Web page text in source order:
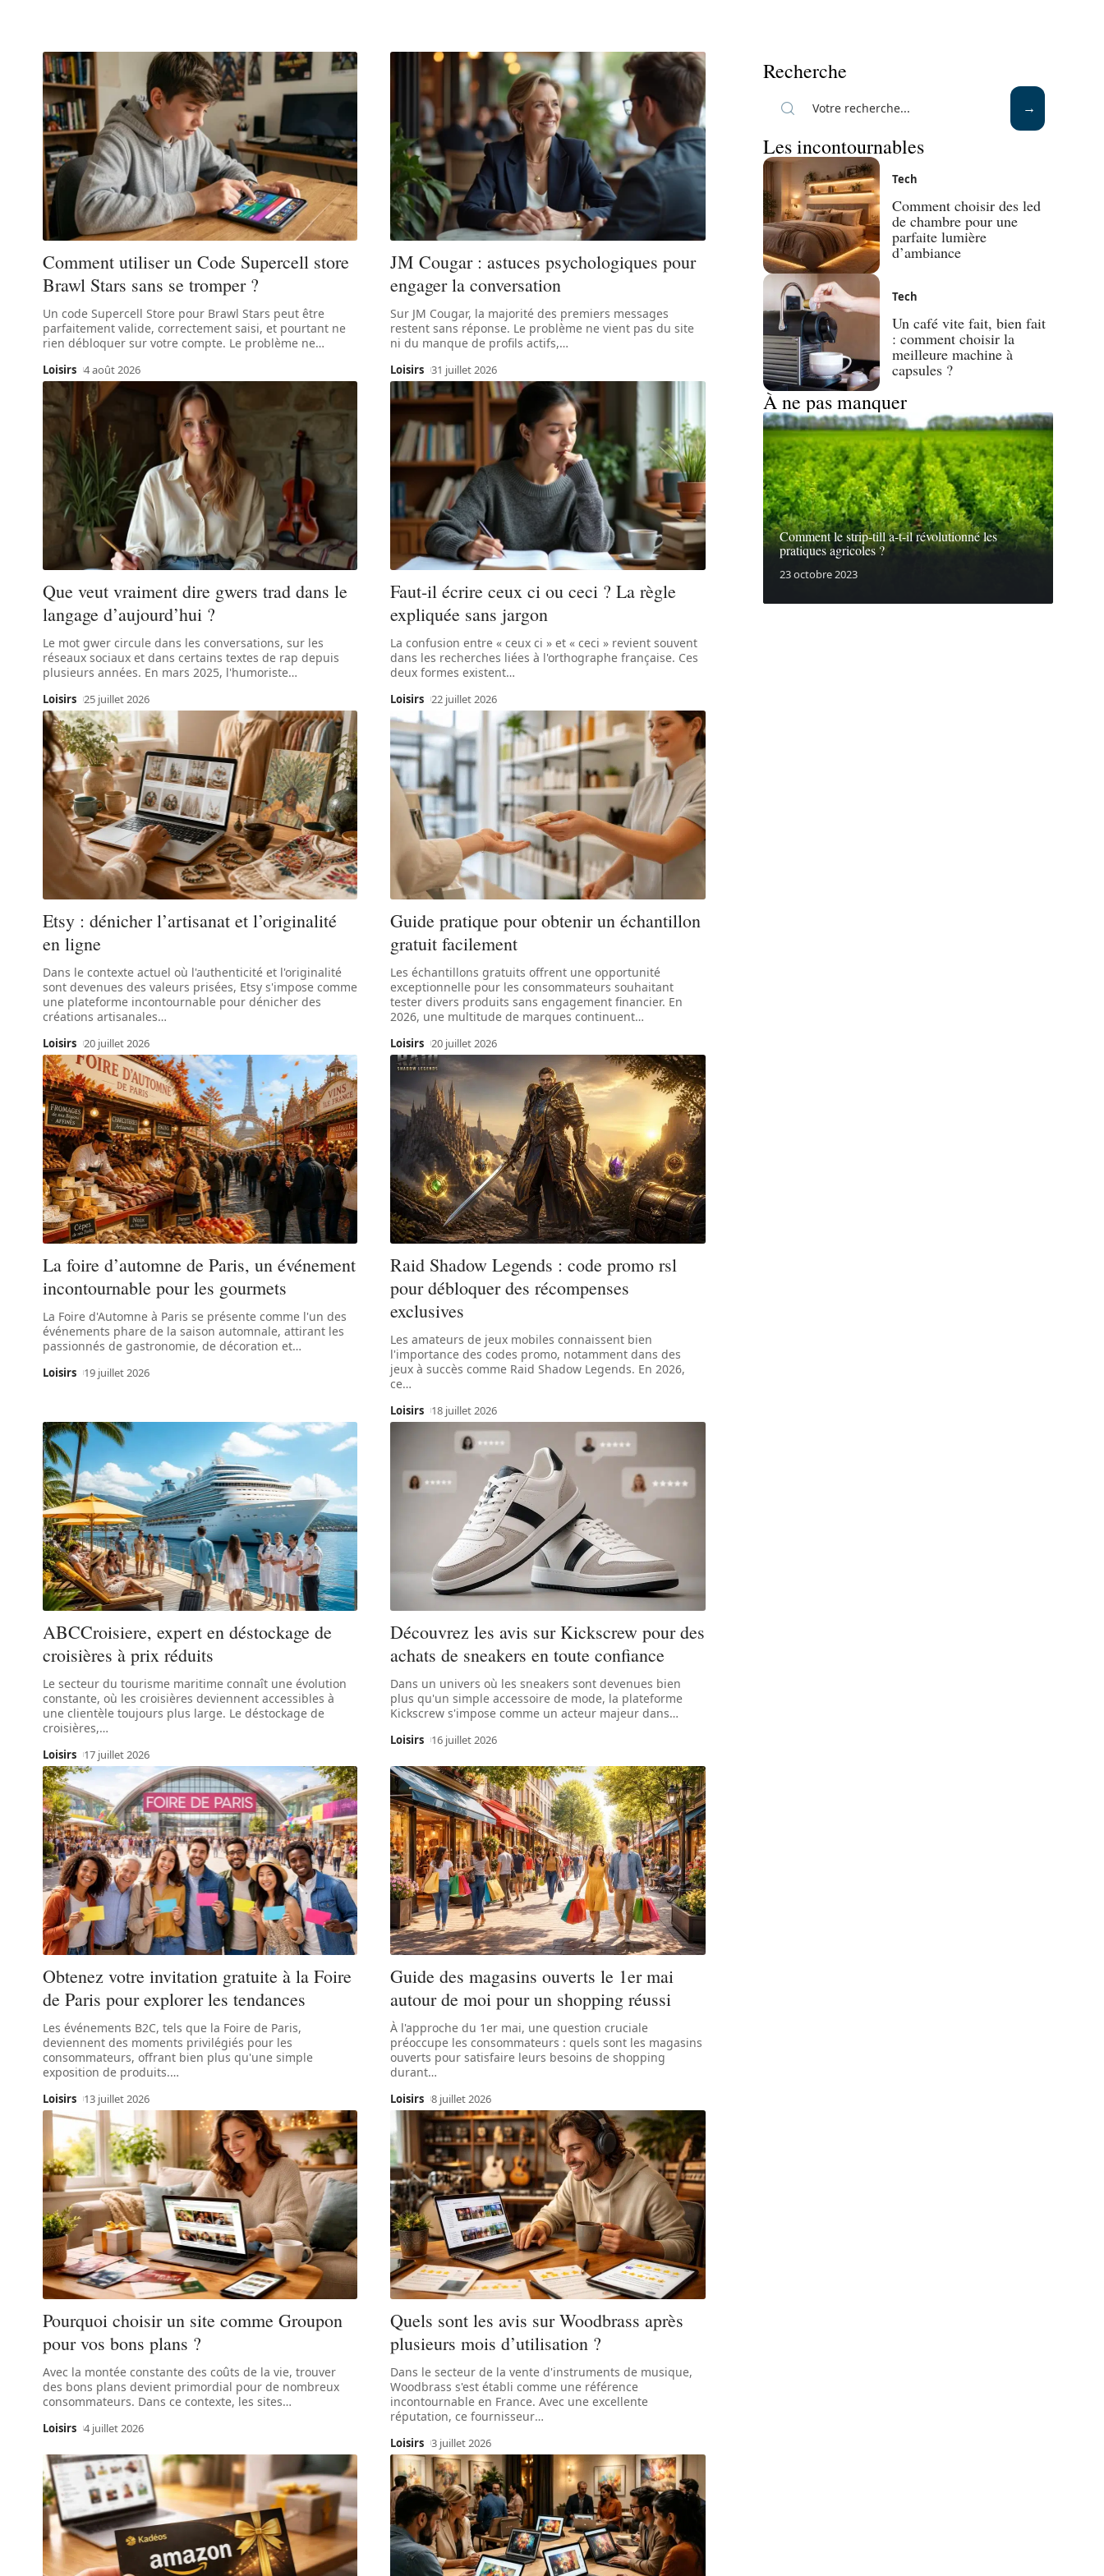
Comment utiliser un Code Supercell store
Brawl Stars sans se tromper ?
Un code Supercell Store pour Brawl Stars peut être
parfaitement valide, correctement saisi, et pourtant ne
rien débloquer sur votre compte. Le problème ne…
Loisirs 4 août 2026
JM Cougar : astuces psychologiques pour
engager la conversation
Sur JM Cougar, la majorité des premiers messages
restent sans réponse. Le problème ne vient pas du site
ni du manque de profils actifs,…
Loisirs 31 juillet 2026
Que veut vraiment dire gwers trad dans le
langage d’aujourd’hui ?
Le mot gwer circule dans les conversations, sur les
réseaux sociaux et dans certains textes de rap depuis
plusieurs années. En mars 2025, l'humoriste…
Loisirs 25 juillet 2026
Faut-il écrire ceux ci ou ceci ? La règle
expliquée sans jargon
La confusion entre « ceux ci » et « ceci » revient souvent
dans les recherches liées à l'orthographe française. Ces
deux formes existent…
Loisirs 22 juillet 2026
Etsy : dénicher l’artisanat et l’originalité
en ligne
Dans le contexte actuel où l'authenticité et l'originalité
sont devenues des valeurs prisées, Etsy s'impose comme
une plateforme incontournable pour dénicher des
créations artisanales…
Loisirs 20 juillet 2026
Guide pratique pour obtenir un échantillon
gratuit facilement
Les échantillons gratuits offrent une opportunité
exceptionnelle pour les consommateurs souhaitant
tester divers produits sans engagement financier. En
2026, une multitude de marques continuent…
Loisirs 20 juillet 2026
La foire d’automne de Paris, un événement
incontournable pour les gourmets
La Foire d'Automne à Paris se présente comme l'un des
événements phare de la saison automnale, attirant les
passionnés de gastronomie, de décoration et…
Loisirs 19 juillet 2026
Raid Shadow Legends : code promo rsl
pour débloquer des récompenses
exclusives
Les amateurs de jeux mobiles connaissent bien
l'importance des codes promo, notamment dans des
jeux à succès comme Raid Shadow Legends. En 2026,
ce…
Loisirs 18 juillet 2026
ABCCroisiere, expert en déstockage de
croisières à prix réduits
Le secteur du tourisme maritime connaît une évolution
constante, où les croisières deviennent accessibles à
une clientèle toujours plus large. Le déstockage de
croisières,…
Loisirs 17 juillet 2026
Découvrez les avis sur Kickscrew pour des
achats de sneakers en toute confiance
Dans un univers où les sneakers sont devenues bien
plus qu'un simple accessoire de mode, la plateforme
Kickscrew s'impose comme un acteur majeur dans…
Loisirs 16 juillet 2026
Obtenez votre invitation gratuite à la Foire
de Paris pour explorer les tendances
Les événements B2C, tels que la Foire de Paris,
deviennent des moments privilégiés pour les
consommateurs, offrant bien plus qu'une simple
exposition de produits.…
Loisirs 13 juillet 2026
Guide des magasins ouverts le 1er mai
autour de moi pour un shopping réussi
À l'approche du 1er mai, une question cruciale
préoccupe les consommateurs : quels sont les magasins
ouverts pour satisfaire leurs besoins de shopping
durant…
Loisirs 8 juillet 2026
Pourquoi choisir un site comme Groupon
pour vos bons plans ?
Avec la montée constante des coûts de la vie, trouver
des bons plans devient primordial pour de nombreux
consommateurs. Dans ce contexte, les sites…
Loisirs 4 juillet 2026
Quels sont les avis sur Woodbrass après
plusieurs mois d’utilisation ?
Dans le secteur de la vente d'instruments de musique,
Woodbrass s'est établi comme une référence
incontournable en France. Avec une excellente
réputation, ce fournisseur…
Loisirs 3 juillet 2026
Recherche
Les incontournables
Tech
Comment choisir des led
de chambre pour une
parfaite lumière
d’ambiance
Tech
Un café vite fait, bien fait
: comment choisir la
meilleure machine à
capsules ?
À ne pas manquer
Comment le strip-till a-t-il révolutionné les
pratiques agricoles ?
23 octobre 2023